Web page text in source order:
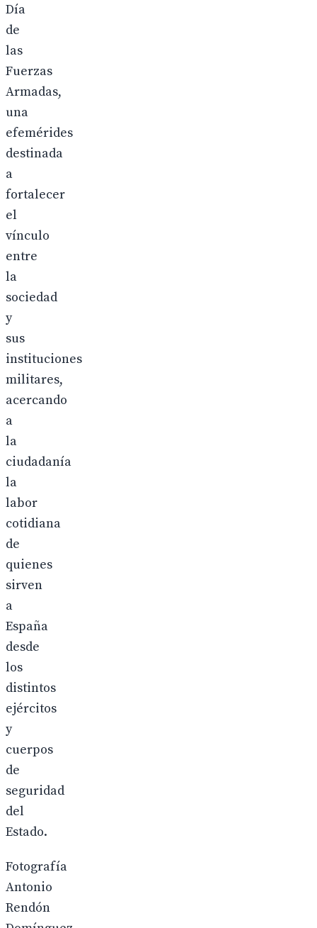
Día
de
las
Fuerzas
Armadas,
una
efemérides
destinada
a
fortalecer
el
vínculo
entre
la
sociedad
y
sus
instituciones
militares,
acercando
a
la
ciudadanía
la
labor
cotidiana
de
quienes
sirven
a
España
desde
los
distintos
ejércitos
y
cuerpos
de
seguridad
del
Estado.
Fotografía
Antonio
Rendón